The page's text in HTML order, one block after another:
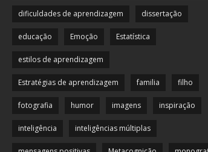
dificuldades de aprendizagem dissertação
educação Emoção Estatística
estilos de aprendizagem
Estratégias de aprendizagem familia filho
fotografia humor imagens inspiração
inteligência inteligências múltiplas